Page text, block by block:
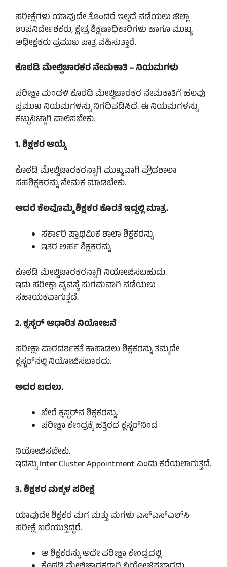
ಪರೀಕ್ಷೆಗಳು ಯಾವುದೇ ತೊಂದರೆ ಇಲ್ಲದೆ ನಡೆಯಲು ಜಿಲ್ಲಾ
ಉಪನಿರ್ದೇಶಕರು, ಕ್ಷೇತ್ರ ಶಿಕ್ಷಣಾಧಿಕಾರಿಗಳು ಹಾಗೂ ಮುಖ್ಯ
ಅಧೀಕ್ಷಕರು ಪ್ರಮುಖ ಪಾತ್ರ ವಹಿಸುತ್ತಾರೆ.
ಕೊಠಡಿ ಮೇಲ್ವಿಚಾರಕರ ನೇಮಕಾತಿ – ನಿಯಮಗಳು
ಪರೀಕ್ಷಾ ಮಂಡಳಿ ಕೊಠಡಿ ಮೇಲ್ವಿಚಾರಕರ ನೇಮಕಾತಿಗೆ ಹಲವು
ಪ್ರಮುಖ ನಿಯಮಗಳನ್ನು ನಿಗದಿಪಡಿಸಿದೆ. ಈ ನಿಯಮಗಳನ್ನು
ಕಟ್ಟುನಿಟ್ಟಾಗಿ ಪಾಲಿಸಬೇಕು.
1. ಶಿಕ್ಷಕರ ಆಯ್ಕೆ
ಕೊಠಡಿ ಮೇಲ್ವಿಚಾರಕರನ್ನಾಗಿ ಮುಖ್ಯವಾಗಿ ಪ್ರೌಢಶಾಲಾ
ಸಹಶಿಕ್ಷಕರನ್ನು ನೇಮಕ ಮಾಡಬೇಕು.
ಆದರೆ ಕೆಲವೊಮ್ಮೆ ಶಿಕ್ಷಕರ ಕೊರತೆ ಇದ್ದಲ್ಲಿ ಮಾತ್ರ.
ಸರ್ಕಾರಿ ಪ್ರಾಥಮಿಕ ಶಾಲಾ ಶಿಕ್ಷಕರನ್ನು
ಇತರ ಅರ್ಹ ಶಿಕ್ಷಕರನ್ನು
ಕೊಠಡಿ ಮೇಲ್ವಿಚಾರಕರನ್ನಾಗಿ ನಿಯೋಜಿಸಬಹುದು.
ಇದು ಪರೀಕ್ಷಾ ವ್ಯವಸ್ಥೆ ಸುಗಮವಾಗಿ ನಡೆಯಲು
ಸಹಾಯಕವಾಗುತ್ತದೆ.
2. ಕ್ಲಸ್ಟರ್ ಆಧಾರಿತ ನಿಯೋಜನೆ
ಪರೀಕ್ಷಾ ಪಾರದರ್ಶಕತೆ ಕಾಪಾಡಲು ಶಿಕ್ಷಕರನ್ನು ತಮ್ಮದೇ
ಕ್ಲಸ್ಟರ್‌ನಲ್ಲಿ ನಿಯೋಜಿಸಬಾರದು.
ಅದರ ಬದಲು.
ಬೇರೆ ಕ್ಲಸ್ಟರ್‌ನ ಶಿಕ್ಷಕರನ್ನು.
ಪರೀಕ್ಷಾ ಕೇಂದ್ರಕ್ಕೆ ಹತ್ತಿರದ ಕ್ಲಸ್ಟರ್‌ನಿಂದ
ನಿಯೋಜಿಸಬೇಕು.
ಇದನ್ನು Inter Cluster Appointment ಎಂದು ಕರೆಯಲಾಗುತ್ತದೆ.
3. ಶಿಕ್ಷಕರ ಮಕ್ಕಳ ಪರೀಕ್ಷೆ
ಯಾವುದೇ ಶಿಕ್ಷಕರ ಮಗ ಮತ್ತು ಮಗಳು ಎಸ್‌ಎಸ್‌ಎಲ್‌ಸಿ
ಪರೀಕ್ಷೆ ಬರೆಯುತ್ತಿದ್ದರೆ.
ಆ ಶಿಕ್ಷಕರನ್ನು ಅದೇ ಪರೀಕ್ಷಾ ಕೇಂದ್ರದಲ್ಲಿ